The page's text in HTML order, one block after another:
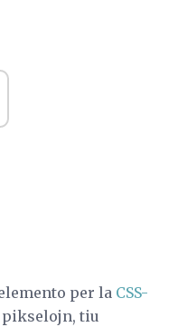
per la CSS-
pikselojn, tiu